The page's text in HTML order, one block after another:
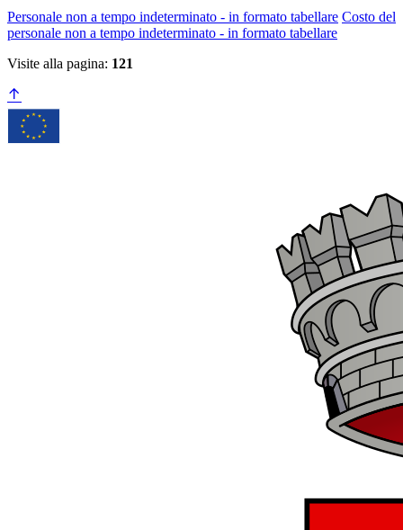
Personale non a tempo indeterminato - in formato tabellare Costo del
personale non a tempo indeterminato - in formato tabellare
Visite alla pagina: 121